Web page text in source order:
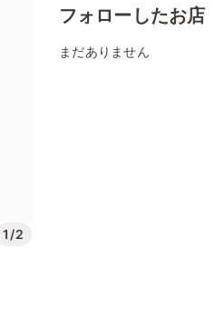
1/2
フォローしたお店
まだありません